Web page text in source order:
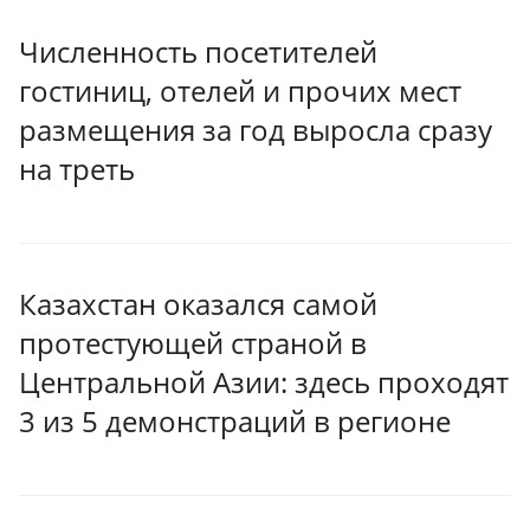
Численность посетителей
гостиниц, отелей и прочих мест
размещения за год выросла сразу
на треть
Казахстан оказался самой
протестующей страной в
Центральной Азии: здесь проходят
3 из 5 демонстраций в регионе